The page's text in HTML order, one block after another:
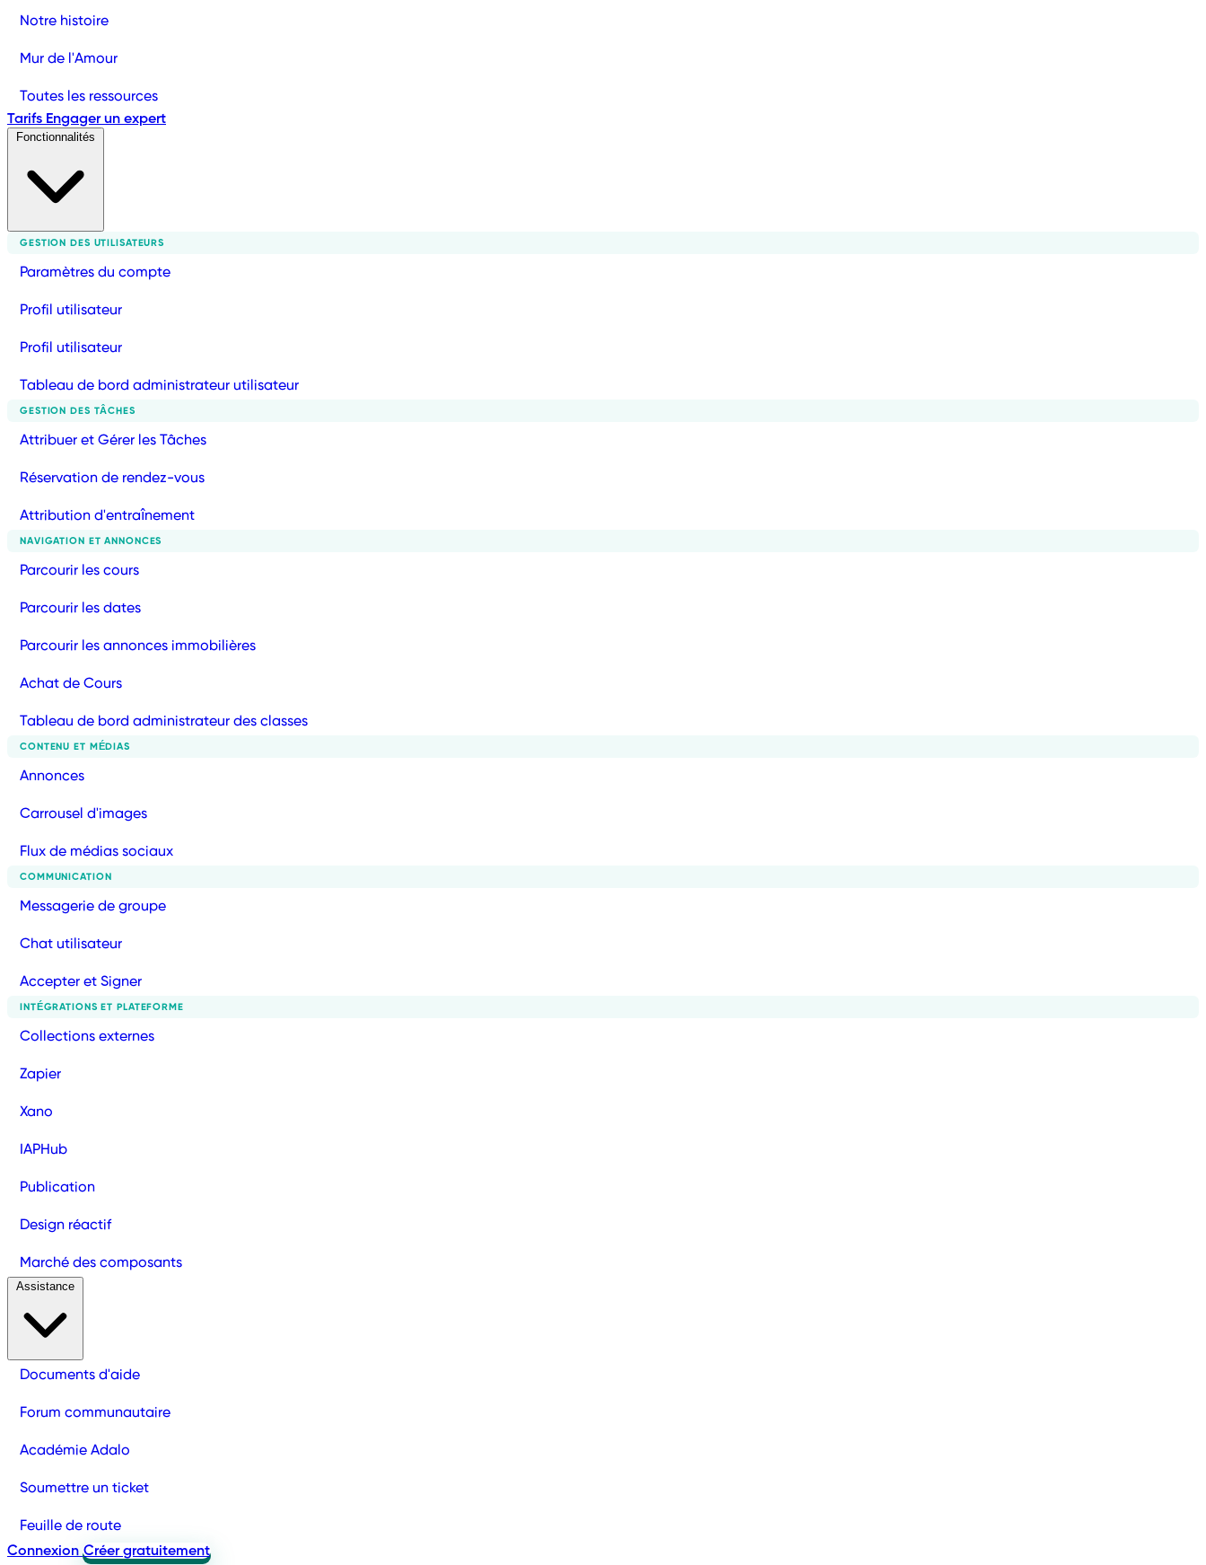
Notre histoire
Mur de l'Amour
Toutes les ressources
Tarifs Engager un expert
GESTION DES UTILISATEURS
Paramètres du compte
Profil utilisateur
Profil utilisateur
Tableau de bord administrateur utilisateur
GESTION DES TÂCHES
Attribuer et Gérer les Tâches
Réservation de rendez-vous
Attribution d'entraînement
NAVIGATION ET ANNONCES
Parcourir les cours
Parcourir les dates
Parcourir les annonces immobilières
Achat de Cours
Tableau de bord administrateur des classes
CONTENU ET MÉDIAS
Annonces
Carrousel d'images
Flux de médias sociaux
COMMUNICATION
Messagerie de groupe
Chat utilisateur
Accepter et Signer
INTÉGRATIONS ET PLATEFORME
Collections externes
Zapier
Xano
IAPHub
Publication
Design réactif
Marché des composants
Documents d'aide
Forum communautaire
Académie Adalo
Soumettre un ticket
Feuille de route
Connexion Créer gratuitement